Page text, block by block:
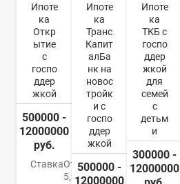
Ипоте
ка
Откр
ытие
с
госпо
ддер
жкой
500000 -
12000000
руб.
СтавкаОт
5,99%
Ипоте
ка
Транс
Капит
алБа
нк на
новос
тройк
и с
госпо
ддер
жкой
500000 -
12000000
Ипоте
ка
ТКБ с
госпо
ддер
жкой
для
семей
с
детьм
и
300000 -
12000000